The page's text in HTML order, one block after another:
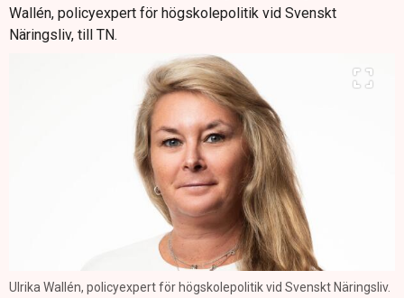
Wallén, policyexpert för högskolepolitik vid Svenskt
Näringsliv, till TN.
Ulrika Wallén, policyexpert för högskolepolitik vid Svenskt Näringsliv.